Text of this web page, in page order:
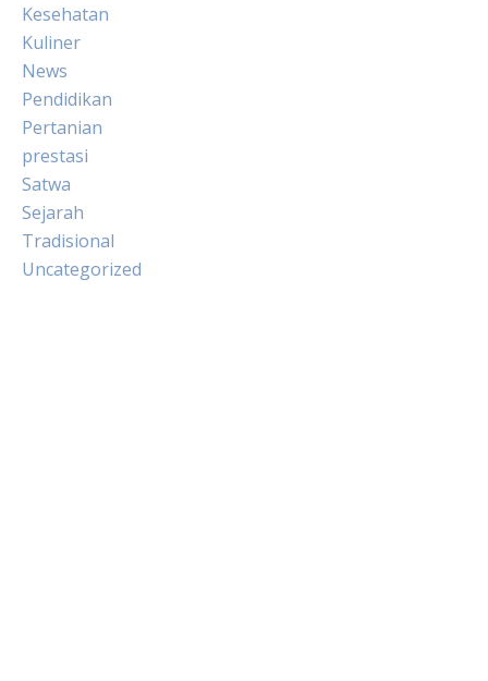
Kesehatan
Kuliner
News
Pendidikan
Pertanian
prestasi
Satwa
Sejarah
Tradisional
Uncategorized